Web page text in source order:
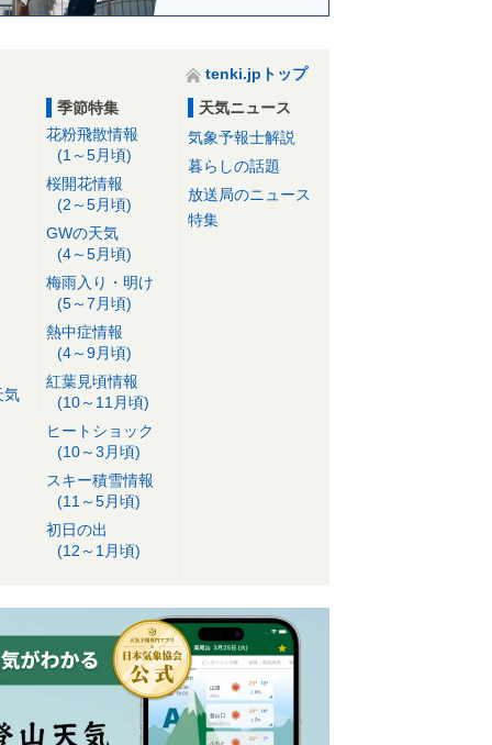
tenki.jpトップ
気
季節特集
花粉飛散情報
(1～5月頃)
桜開花情報
(2～5月頃)
GWの天気
(4～5月頃)
梅雨入り・明け
(5～7月頃)
熱中症情報
(4～9月頃)
紅葉見頃情報
(10～11月頃)
ヒートショック
(10～3月頃)
スキー積雪情報
(11～5月頃)
初日の出
(12～1月頃)
天気ニュース
気象予報士解説
暮らしの話題
放送局のニュース
特集